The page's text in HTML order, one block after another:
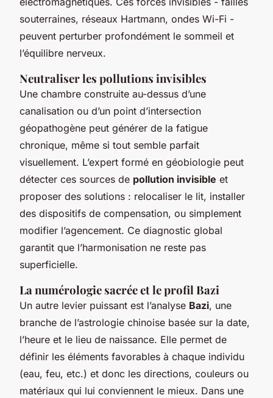
souterraines, réseaux Hartmann, ondes Wi-Fi -
peuvent perturber profondément le sommeil et
l’équilibre nerveux.
Neutraliser les pollutions invisibles
Une chambre construite au-dessus d’une
canalisation ou d’un point d’intersection
géopathogène peut générer de la fatigue
chronique, même si tout semble parfait
visuellement. L’expert formé en géobiologie peut
détecter ces sources de pollution invisible et
proposer des solutions : relocaliser le lit, installer
des dispositifs de compensation, ou simplement
modifier l’agencement. Ce diagnostic global
garantit que l’harmonisation ne reste pas
superficielle.
La numérologie sacrée et le profil Bazi
Un autre levier puissant est l’analyse Bazi, une
branche de l’astrologie chinoise basée sur la date,
l’heure et le lieu de naissance. Elle permet de
définir les éléments favorables à chaque individu
(eau, feu, etc.) et donc les directions, couleurs ou
matériaux qui lui conviennent le mieux. Dans une